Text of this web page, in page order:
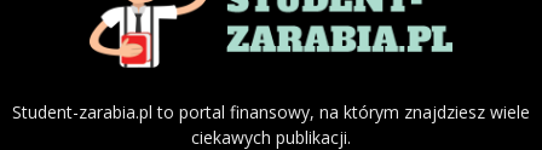
Student-zarabia.pl to portal finansowy, na którym znajdziesz wiele
ciekawych publikacji.